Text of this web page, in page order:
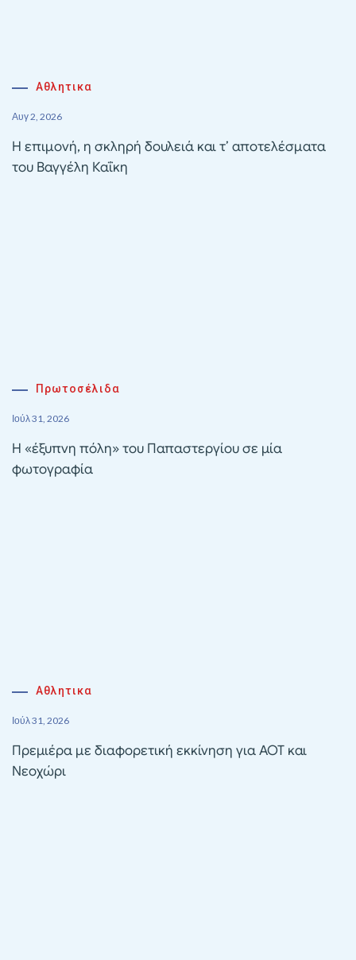
Αθλητικα
Αυγ 2, 2026
Η επιμονή, η σκληρή δουλειά και τ’ αποτελέσματα
του Βαγγέλη Καΐκη
Πρωτοσέλιδα
Ιούλ 31, 2026
Η «έξυπνη πόλη» του Παπαστεργίου σε μία
φωτογραφία
Αθλητικα
Ιούλ 31, 2026
Πρεμιέρα με διαφορετική εκκίνηση για ΑΟΤ και
Νεοχώρι